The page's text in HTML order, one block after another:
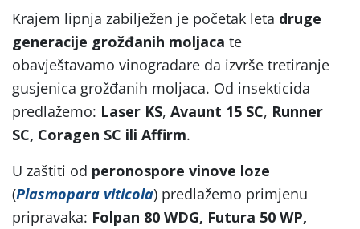
Krajem lipnja zabilježen je početak leta druge
generacije grožđanih moljaca te
obavještavamo vinogradare da izvrše tretiranje
gusjenica grožđanih moljaca. Od insekticida
predlažemo: Laser KS, Avaunt 15 SC, Runner
SC, Coragen SC ili Affirm.
U zaštiti od peronospore vinove loze
(Plasmopara viticola) predlažemo primjenu
pripravaka: Folpan 80 WDG, Futura 50 WP,